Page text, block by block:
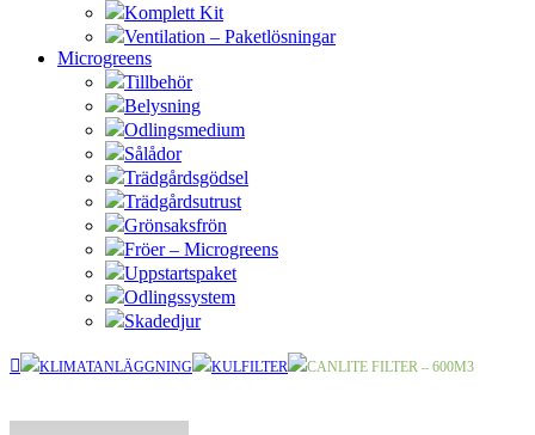
Komplett Kit
Ventilation – Paketlösningar
Microgreens
Tillbehör
Belysning
Odlingsmedium
Sålådor
Trädgårdsgödsel
Trädgårdsutrust
Grönsaksfrön
Fröer – Microgreens
Uppstartspaket
Odlingssystem
Skadedjur
KLIMATANLÄGGNING KULFILTER CANLITE FILTER – 600M3